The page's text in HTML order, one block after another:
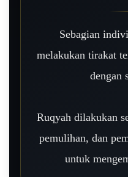
Sebagian
melakukan tirakat
dengan
Ruqyah dilakukan
pemulihan, dan
untuk